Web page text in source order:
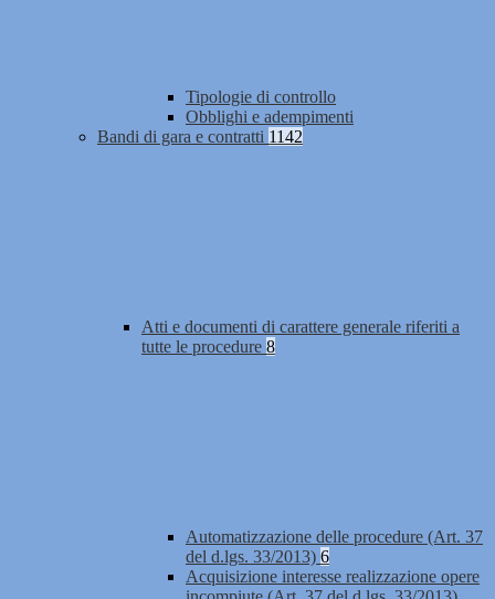
Tipologie di controllo
Obblighi e adempimenti
Bandi di gara e contratti 1142
Atti e documenti di carattere generale riferiti a
tutte le procedure 8
Automatizzazione delle procedure (Art. 37
del d.lgs. 33/2013) 6
Acquisizione interesse realizzazione opere